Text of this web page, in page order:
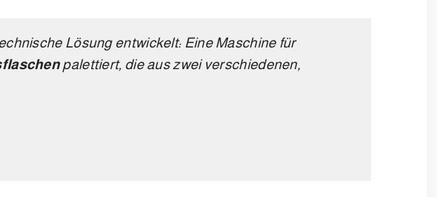
Lösung entwickelt: Eine Maschine für
palettiert, die aus zwei verschiedenen,